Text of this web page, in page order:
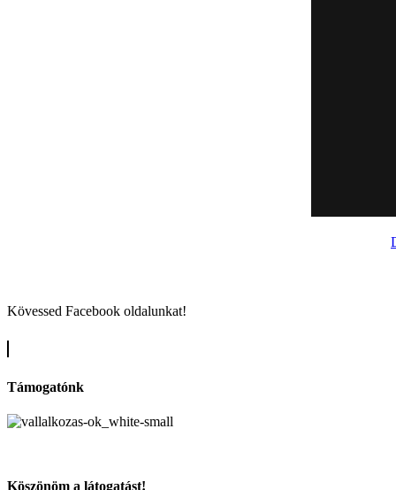
Kövessed Facebook oldalunkat!
Támogatónk
Köszönöm a látogatást!